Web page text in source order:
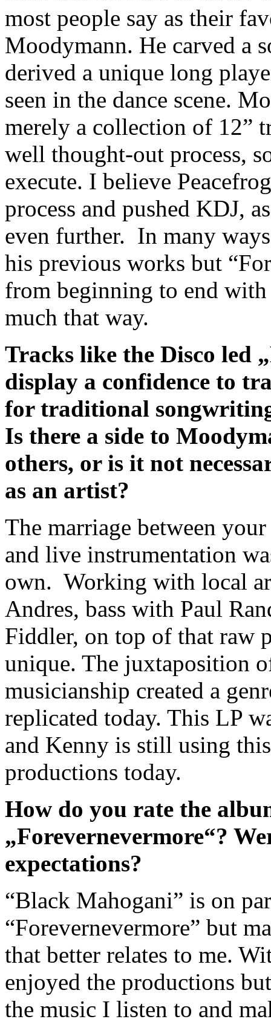
most people say as their
Moodymann. He carved a
derived a unique long
seen in the dance scene.
merely a collection of 12”
well thought-out process,
execute. I believe
process and pushed KDJ,
even further. In many
his previous works but
from beginning to end
much that way.
Tracks like the Disco led
display a confidence to
for traditional
Is there a side to
others, or is it not
as an artist?
The marriage between
and live instrumentation
own. Working with local
Andres, bass with Paul
Fiddler, on top of that raw
unique. The juxtaposition
musicianship created a
replicated today. This LP
and Kenny is still using
productions today.
How do you rate the
„Forevernevermore“?
expectations?
“Black Mahogani” is on
“Forevernevermore” but
that better relates to me.
enjoyed the productions
the music I listen to and